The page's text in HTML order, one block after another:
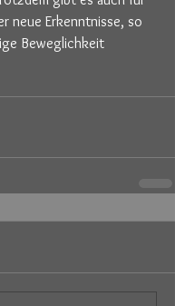
neue Erkenntnisse, so
Beweglichkeit